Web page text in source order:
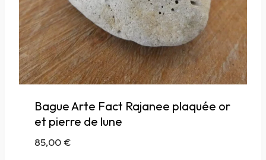
Bague Arte Fact Rajanee plaquée or
et pierre de lune
85,00€